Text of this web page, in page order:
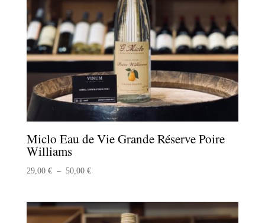
Miclo Eau de Vie Grande Réserve Poire
Williams
29,00 € – 50,00 €Plage
29,00 €